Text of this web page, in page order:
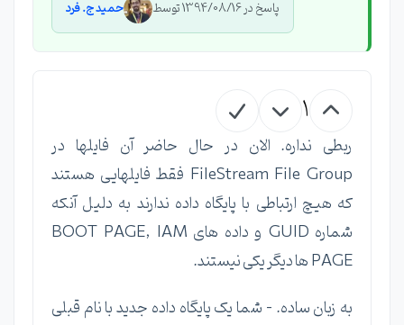
پاسخ در 1394/08/16 توسط حمید ج. فرد
1
ربطی نداره. الان در حال حاضر آن فایلها در
FileStream File Group فقط فایلهایی هستند
که هیچ ارتباطی با پایگاه داده ندارند به دلیل آنکه
شماره GUID و داده های BOOT PAGE, IAM
PAGE ها دیگر یکی نیستند.
به زبان ساده. - شما یک پایگاه داده جدید با نام قبلی